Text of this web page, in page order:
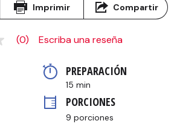
Imprimir Compartir
(0) Escriba una reseña
PREPARACIÓN
15 min
PORCIONES
9 porciones